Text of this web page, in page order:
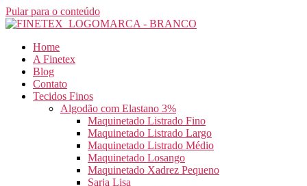
Pular para o conteúdo
Home
A Finetex
Blog
Contato
Tecidos Finos
Algodão com Elastano 3%
Maquinetado Listrado Fino
Maquinetado Listrado Largo
Maquinetado Listrado Médio
Maquinetado Losango
Maquinetado Xadrez Pequeno
Sarja Lisa